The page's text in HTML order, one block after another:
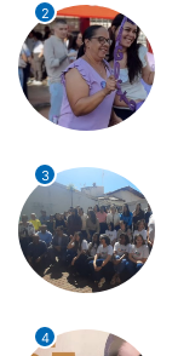
2
3
4